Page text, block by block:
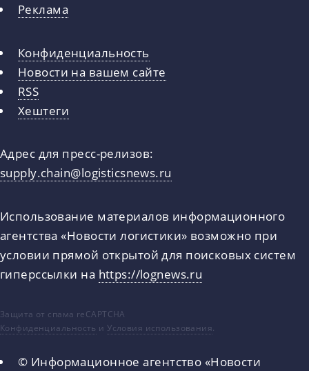
Реклама
Конфиденциальность
Новости на вашем сайте
RSS
Хештеги
Адрес для пресс-релизов:
supply.chain@logisticsnews.ru
Использование материалов информационного
агентства «Новости логистики» возможно при
условии прямой открытой для поисковых систем
гиперссылки на https://lognews.ru
Защита от спама reCAPTCHA
Конфиденциальность иУсловия использования.
© Информационное агентство «Новости